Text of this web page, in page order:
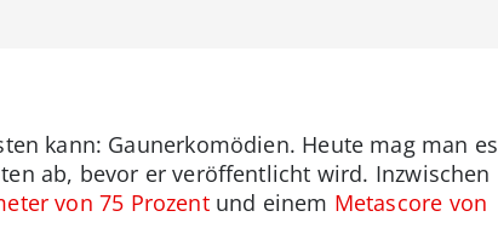
kann: Gaunerkomödien. Heute mag man es
ab, bevor er veröffentlicht wird. Inzwischen
von 75 Prozentund einem Metascore von